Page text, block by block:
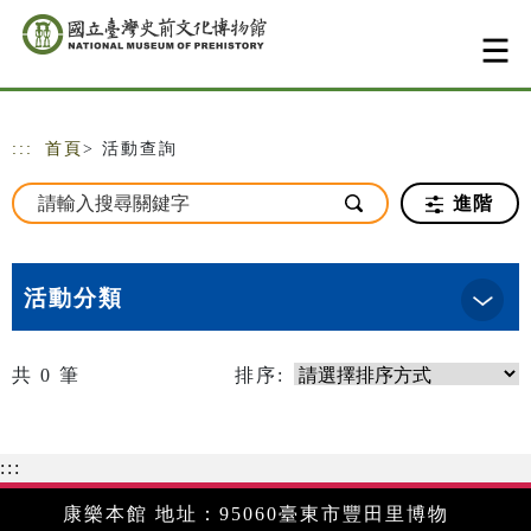
跳到主要內容
網站導覽
::: 首頁 > 活動查詢
進階
活動分類
共 0 筆 排序:
:::
康樂本館 地址：95060臺東市豐田里博物